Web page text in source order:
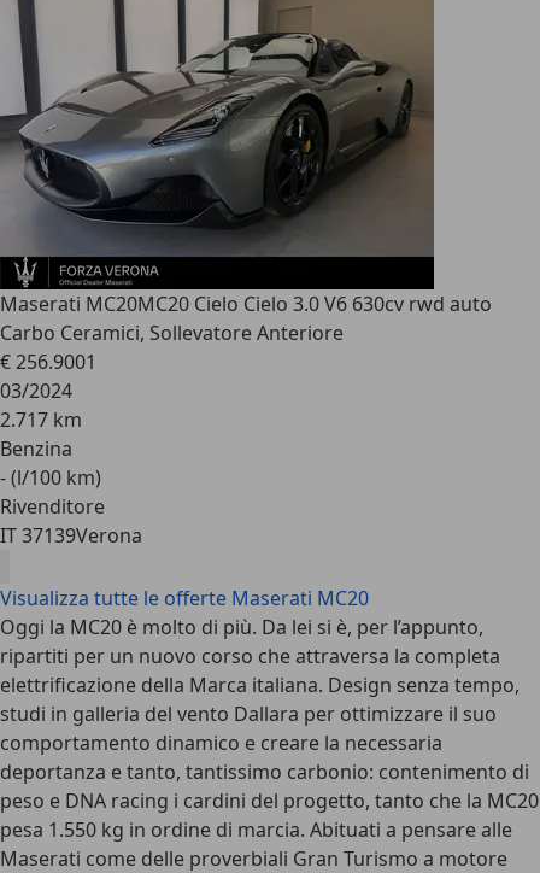
Maserati MC20MC20 Cielo Cielo 3.0 V6 630cv rwd auto
Carbo Ceramici, Sollevatore Anteriore
€ 256.9001
03/2024
2.717 km
Benzina
- (l/100 km)
Rivenditore
IT 37139Verona
Visualizza tutte le offerte Maserati MC20
Oggi la MC20 è molto di più. Da lei si è, per l’appunto,
ripartiti per un nuovo corso che attraversa la completa
elettrificazione della Marca italiana. Design senza tempo,
studi in galleria del vento Dallara per ottimizzare il suo
comportamento dinamico e creare la necessaria
deportanza e tanto, tantissimo carbonio: contenimento di
peso e DNA racing i cardini del progetto, tanto che la MC20
pesa 1.550 kg in ordine di marcia. Abituati a pensare alle
Maserati come delle proverbiali Gran Turismo a motore